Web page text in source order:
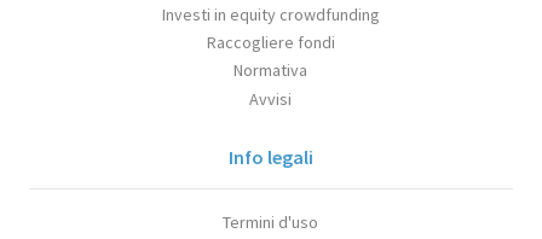
Investi in equity crowdfunding
Raccogliere fondi
Normativa
Avvisi
Info legali
Termini d'uso